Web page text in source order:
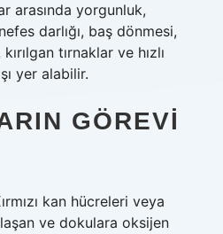
arasında yorgunluk,
darlığı, baş dönmesi,
tırnaklar ve hızlı
yer alabilir.
GÖREVI
kan hücreleri veya
ve dokulara oksijen